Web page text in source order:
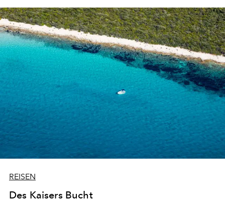
REISEN
Des Kaisers Bucht